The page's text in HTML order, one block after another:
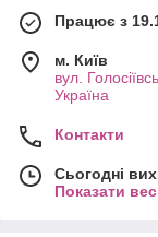
Працює з
м. Київ
вул.
Україна
Контакти
Сьогодні
Показати